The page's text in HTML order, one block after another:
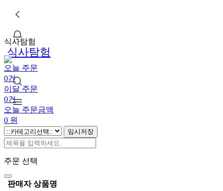
식사탐험
식사탐험
오늘 주문
0건
이달 주문
0건
오늘 주문금액
0 원
임시저장
주문 선택
판매자 상품명